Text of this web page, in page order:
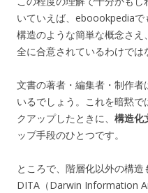
いていえば、eboookpediaで
構造のような簡単な概念さ
全に合意されているわけでは
文書の著者・編集者・制作
いるでしょう。これを暗黙
クアップしたときに、 構造化
ップ手段のひとつです。
ところで、階層化以外の構造
DITA（Darwin Information